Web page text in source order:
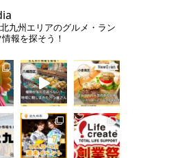
九州エリアのグルメ・ラン
報を探そう！